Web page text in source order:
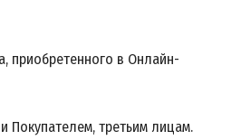
приобретенного в Онлайн-
Покупателем, третьим лицам.